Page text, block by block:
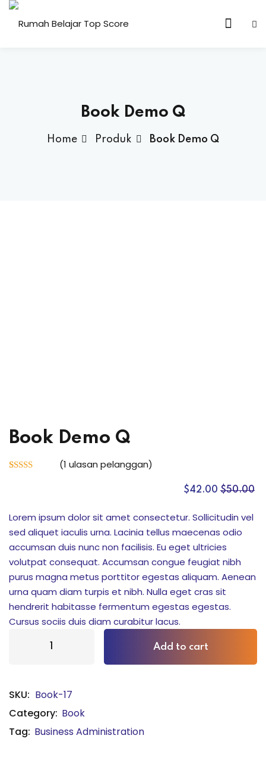
)
motorik dan
Edukasi
Dunia Satwa
Top Score
Book Demo Q
Home Produk Book Demo Q
Book Demo Q
penilaian
pelanggan
(1 ulasan pelanggan)
$50.00
$42.00
Lorem ipsum dolor sit amet consectetur. Sollicitudin vel
sed aliquet iaculis urna. Lacinia tellus maecenas odio
accumsan duis nunc non facilisis. Eu eget ultricies
volutpat consequat. Accumsan congue feugiat nibh
purus magna metus porttitor egestas aliquam. Aenean
urna quam diam turpis et nibh. Nulla eget cras sit
hendrerit habitasse fermentum egestas egestas.
Cursus sociis duis diam curabitur lacus.
Add to cart
SKU: Book-17
Category: Book
Tag: Business Administration